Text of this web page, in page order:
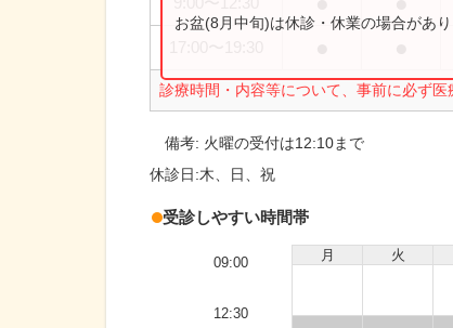
診療時間・内容等について、事前に必ず医
お盆(8月中旬)は休診・休業の場合があ
備考: 火曜の受付は12:10まで
休診日:木、日、祝
受診しやすい時間帯
月 火
09:00
12:30